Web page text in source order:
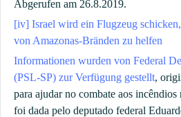
Abgerufen am 26.8.2019.
[iv] Israel wird ein Flugzeug
von Amazonas-Bränden zu helfen
Informationen wurden von Federal
(PSL-SP) zur Verfügung gestellt,
para ajudar no combate aos incêndios
foi dada pelo deputado federal